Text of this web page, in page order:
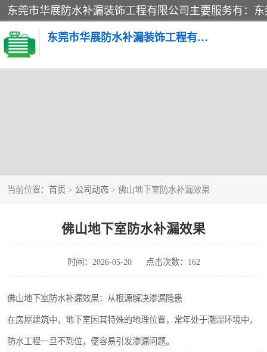
东莞市华展防水补漏装饰工程有限公司
当前位置： 首页 > 公司动态 > 佛山地下室防水补漏效果
佛山地下室防水补漏效果
时间：2026-05-20 点击次数：162
佛山地下室防水补漏效果：从根源解决渗漏隐患
在房屋建筑中，地下室因其特殊的地理位置，常年处于潮湿环境中，
防水工程一旦不到位，便容易引发渗漏问题。